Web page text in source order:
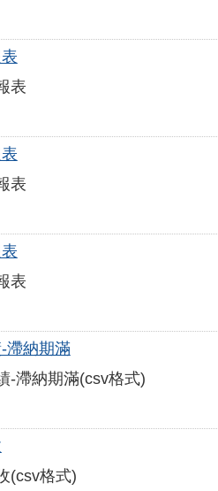
表
表
表
滯納期滿
-滯納期滿(csv格式)
(csv格式)